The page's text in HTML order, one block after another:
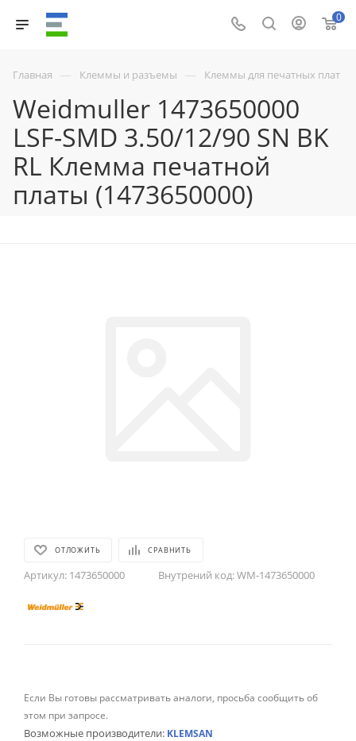
0
Главная — Клеммы и разъемы — Клеммы для печатных плат
Weidmuller 1473650000
LSF-SMD 3.50/12/90 SN BK
RL Клемма печатной
платы (1473650000)
ОТЛОЖИТЬ СРАВНИТЬ
Артикул: 1473650000 Внутрений код:WM-1473650000
Если Вы готовы рассматривать аналоги, просьба сообщить об
этом при запросе.
Возможные производители: KLEMSAN